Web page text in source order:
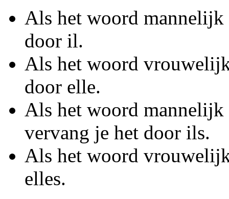
Als het woord mannelijk
door il.
Als het woord
door elle.
Als het woord mannelijk
vervang je het door ils.
Als het woord
elles.